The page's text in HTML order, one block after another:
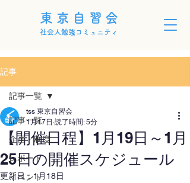
東京自習会
社会人勉強コミュニティ
記事
記事一覧
企画・制度
レポート
イベント
記事一覧
【開催日程】1月19日～1月
25日の開催スケジュール
tss 東京自習会
1月17日 読了時間: 5分
更新日：1月18日